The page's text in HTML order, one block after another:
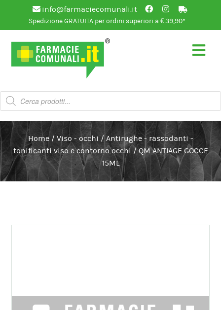
info@farmaciecomunali.it
Spedizione GRATUITA per ordini superiori a € 39,90*
Vai
alla
navigazione
Vai
al
contenuto
Products
search
Home / Viso - occhi / Antirughe - rassodanti -
tonificanti viso e contorno occhi /QM ANTIAGE GOCCE
15ML